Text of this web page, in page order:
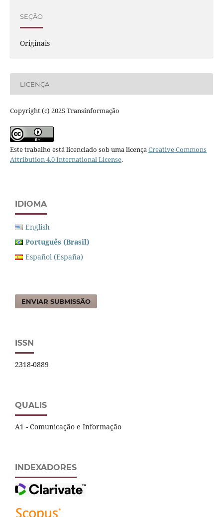
SEÇÃO
Originais
LICENÇA
Copyright (c) 2025 Transinformação
Este trabalho está licenciado sob uma licençaCreative Commons
Attribution 4.0 International License.
IDIOMA
English
Português (Brasil)
Español (España)
ENVIAR SUBMISSÃO
ISSN
2318-0889
QUALIS
A1 - Comunicação e Informação
INDEXADORES